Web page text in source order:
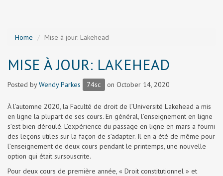
Home Mise à jour: Lakehead
MISE À JOUR: LAKEHEAD
Posted byWendy Parkes 74sc on October 14, 2020
À l’automne 2020, la Faculté de droit de l’Université Lakehead a mis
en ligne la plupart de ses cours. En général, l’enseignement en ligne
s’est bien déroulé. L’expérience du passage en ligne en mars a fourni
des leçons utiles sur la façon de s’adapter. Il en a été de même pour
l’enseignement de deux cours pendant le printemps, une nouvelle
option qui était sursouscrite.
Pour deux cours de première année, « Droit constitutionnel » et